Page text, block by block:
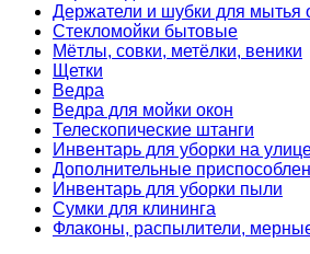
Держатели и шубки для мытья
Стекломойки бытовые
Мётлы, совки, метёлки, веники
Щетки
Ведра
Ведра для мойки окон
Телескопические штанги
Инвентарь для уборки на
Дополнительные
Инвентарь для уборки пыли
Сумки для клининга
Флаконы, распылители,